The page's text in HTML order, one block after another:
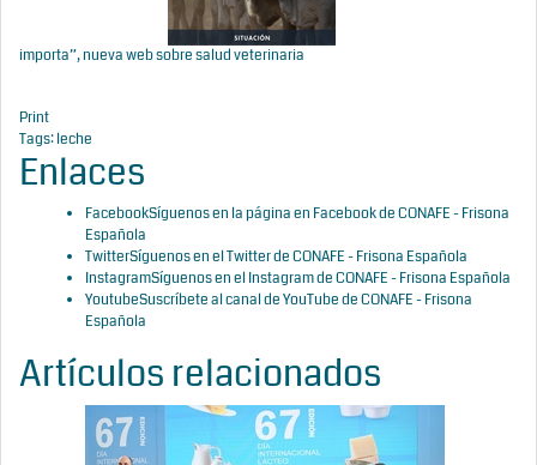
importa”, nueva web sobre salud veterinaria
Print
Tags:leche
Enlaces
FacebookSíguenos en la página en Facebook de CONAFE - Frisona
Española
TwitterSíguenos en el Twitter de CONAFE - Frisona Española
InstagramSíguenos en el Instagram de CONAFE - Frisona Española
YoutubeSuscríbete al canal de YouTube de CONAFE - Frisona
Española
Artículos relacionados